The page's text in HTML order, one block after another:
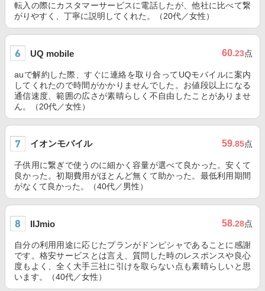
転入の際にカスタマーサービスに電話したが、他社に比べて繋
がりやすく、丁寧に説明してくれた。（20代／女性）
UQ mobile 60.23点
auで解約した際、すぐに連絡を取り合ってUQモバイルに案内
してくれたので時間がかかりませんでした。お値段以上になる
通信速度、範囲の広さが素晴らしく不自由したことがありませ
ん。（20代／女性）
イオンモバイル 59.85点
子供用に繋ぎで使うのに細かく容量が選べて良かった。安くて
良かった。初期費用がほとんど無くて助かった。最低利用期間
がなくて良かった。（40代／男性）
IIJmio 58.28点
自分の利用用途に応じたプランがドンピシャであることに感謝
です。格安サービスとは言え、質問した時のレスポンスや良心
度もよく、全く大手三社に引けを取らない点も素晴らしいと思
います。（40代／女性）